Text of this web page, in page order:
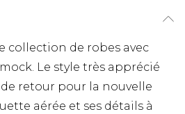
collection de robes avec
Le style très apprécié
de retour pour la nouvelle
aérée et ses détails à